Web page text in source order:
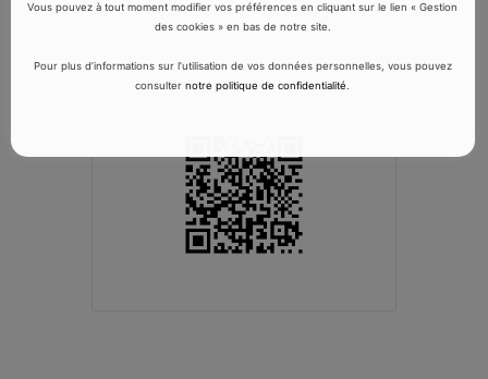
Vous pouvez à tout moment modifier vos préférences en cliquant sur le lien « Gestion
des cookies » en bas de notre site.
Pour plus d’informations sur l’utilisation de vos données personnelles, vous pouvez
consulternotre politique de confidentialité.